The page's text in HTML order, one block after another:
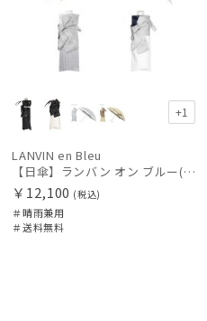
在庫表示
販売状況
入荷状況 +1
LANVIN en Bleu
【日傘】ランバン オン ブルー(LANVIN en Bleu) ビジューリボン 晴雨兼用日傘 折りたたみ傘 遮光 遮熱 UV 晴雨兼用
￥12,100 (税込)
＃晴雨兼用
＃送料無料